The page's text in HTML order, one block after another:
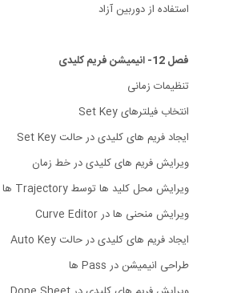
استفاده از دوربین آزاد
فصل 12- انیمیشن فریم کلیدی
تنظیمات زمانی
انتخاب فیلترهای Set Key
ایجاد فریم های کلیدی در حالت Set Key
ویرایش فریم های کلیدی در خط زمان
ویرایش محل کلید ها توسط Trajectory ها
ویرایش منحنی ها در Curve Editor
ایجاد فریم های کلیدی در حالت Auto Key
طراحی انیمیشن در Pass ها